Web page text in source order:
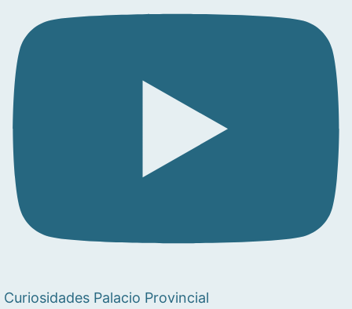
Curiosidades Palacio Provincial